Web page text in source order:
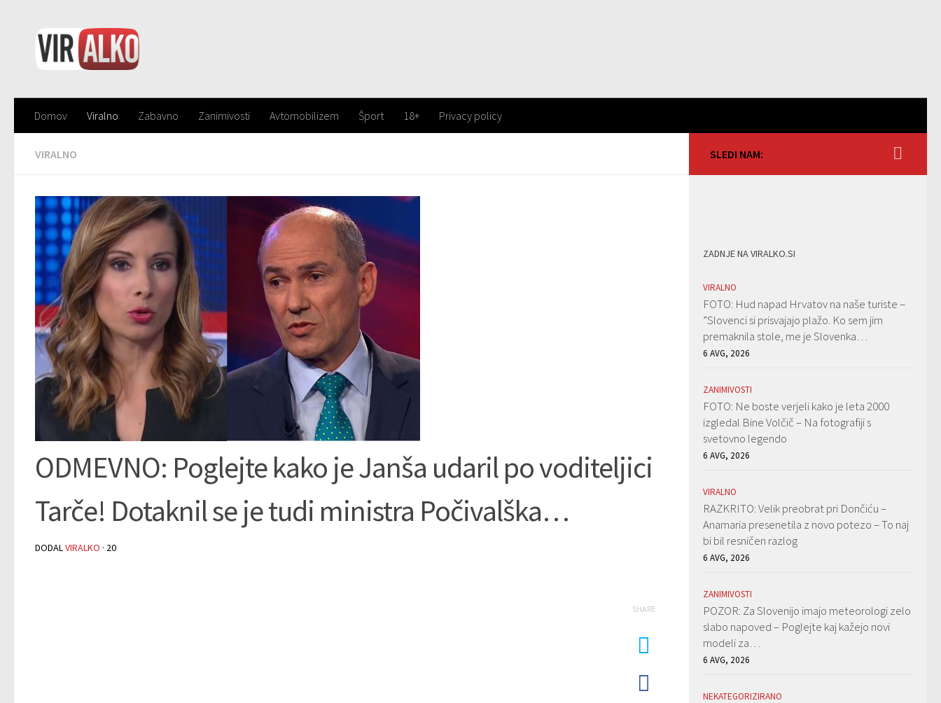
Domov Viralno Zabavno Zanimivosti Avtomobilizem Šport 18+ Privacy policy
VIRALNO
ODMEVNO: Poglejte kako je Janša udaril po voditeljici
Tarče! Dotaknil se je tudi ministra Počivalška…
DODALVIRALKO · 20
SHARE
SLEDI NAM:
ZADNJE NA VIRALKO.SI
VIRALNO
FOTO: Hud napad Hrvatov na naše turiste –
”Slovenci si prisvajajo plažo. Ko sem jim
premaknila stole, me je Slovenka…
6 AVG, 2026
ZANIMIVOSTI
FOTO: Ne boste verjeli kako je leta 2000
izgledal Bine Volčič – Na fotografiji s
svetovno legendo
6 AVG, 2026
VIRALNO
RAZKRITO: Velik preobrat pri Dončiću –
Anamaria presenetila z novo potezo – To naj
bi bil resničen razlog
6 AVG, 2026
ZANIMIVOSTI
POZOR: Za Slovenijo imajo meteorologi zelo
slabo napoved – Poglejte kaj kažejo novi
modeli za…
6 AVG, 2026
NEKATEGORIZIRANO